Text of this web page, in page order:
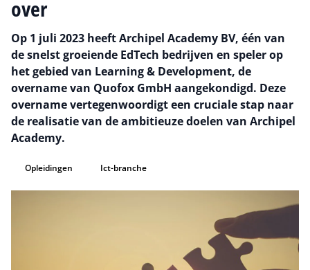
over
Op 1 juli 2023 heeft Archipel Academy BV, één van
de snelst groeiende EdTech bedrijven en speler op
het gebied van Learning & Development, de
overname van Quofox GmbH aangekondigd. Deze
overname vertegenwoordigt een cruciale stap naar
de realisatie van de ambitieuze doelen van Archipel
Academy.
Opleidingen Ict-branche